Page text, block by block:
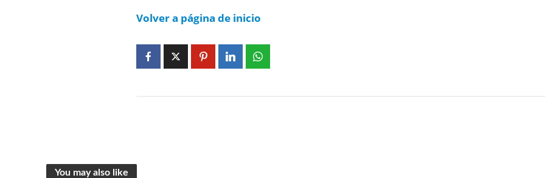
Volver a página de inicio
You may also like